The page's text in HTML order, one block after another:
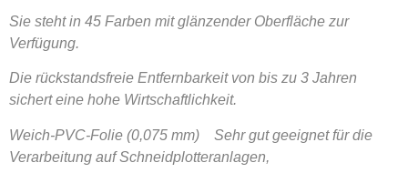
Sie steht in 45 Farben mit glänzender Oberfläche zur
Verfügung.
Die rückstandsfreie Entfernbarkeit von bis zu 3 Jahren
sichert eine hohe Wirtschaftlichkeit.
Weich-PVC-Folie (0,075 mm) Sehr gut geeignet für die
Verarbeitung auf Schneidplotteranlagen,